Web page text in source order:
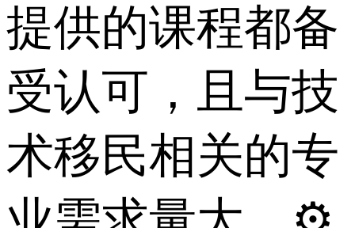
提供的课程都备
受认可，且与技
术移民相关的专